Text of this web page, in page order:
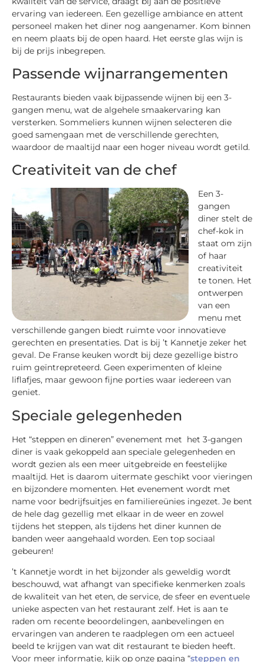
ervaring van iedereen. Een gezellige ambiance en attent
personeel maken het diner nog aangenamer. Kom binnen
en neem plaats bij de open haard. Het eerste glas wijn is
bij de prijs inbegrepen.
Passende wijnarrangementen
Restaurants bieden vaak bijpassende wijnen bij een 3-
gangen menu, wat de algehele smaakervaring kan
versterken. Sommeliers kunnen wijnen selecteren die
goed samengaan met de verschillende gerechten,
waardoor de maaltijd naar een hoger niveau wordt getild.
Creativiteit van de chef
Een 3-
gangen
diner stelt de
chef-kok in
staat om zijn
of haar
creativiteit
te tonen. Het
ontwerpen
van een
menu met
verschillende gangen biedt ruimte voor innovatieve
gerechten en presentaties. Dat is bij ’t Kannetje zeker het
geval. De Franse keuken wordt bij deze gezellige bistro
ruim geïntrepreteerd. Geen experimenten of kleine
liflafjes, maar gewoon fijne porties waar iedereen van
geniet.
Speciale gelegenheden
Het “steppen en dineren” evenement met het 3-gangen
diner is vaak gekoppeld aan speciale gelegenheden en
wordt gezien als een meer uitgebreide en feestelijke
maaltijd. Het is daarom uitermate geschikt voor vieringen
en bijzondere momenten. Het evenement wordt met
name voor bedrijfsuitjes en familiereünies ingezet. Je bent
de hele dag gezellig met elkaar in de weer en zowel
tijdens het steppen, als tijdens het diner kunnen de
banden weer aangehaald worden. Een top sociaal
gebeuren!
’t Kannetje wordt in het bijzonder als geweldig wordt
beschouwd, wat afhangt van specifieke kenmerken zoals
de kwaliteit van het eten, de service, de sfeer en eventuele
unieke aspecten van het restaurant zelf. Het is aan te
raden om recente beoordelingen, aanbevelingen en
ervaringen van anderen te raadplegen om een actueel
beeld te krijgen van wat dit restaurant te bieden heeft.
Voor meer informatie, kijk op onze pagina “steppen en